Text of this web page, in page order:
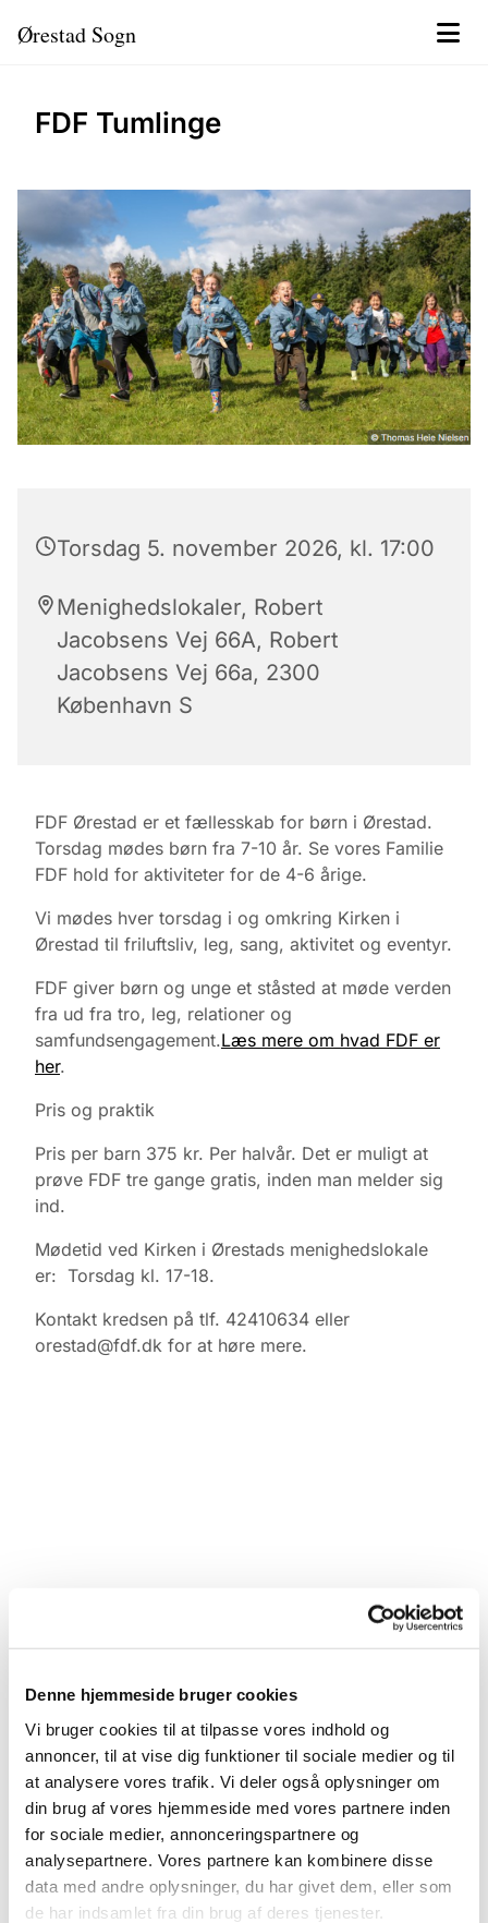
Denne hjemmeside bruger cookies
Vi bruger cookies til at tilpasse vores indhold og
annoncer, til at vise dig funktioner til sociale medier og til
at analysere vores trafik. Vi deler også oplysninger om
din brug af vores hjemmeside med vores partnere inden
for sociale medier, annonceringspartnere og
analysepartnere. Vores partnere kan kombinere disse
data med andre oplysninger, du har givet dem, eller som
de har indsamlet fra din brug af deres tjenester.
Ørestad Sogn
FDF Tumlinge
Torsdag 5. november 2026, kl. 17:00
Menighedslokaler, Robert
Jacobsens Vej 66A, Robert
Jacobsens Vej 66a, 2300
København S
FDF Ørestad er et fællesskab for børn i Ørestad.
Torsdag mødes børn fra 7-10 år. Se vores Familie
FDF hold for aktiviteter for de 4-6 årige.
Vi mødes hver torsdag i og omkring Kirken i
Ørestad til friluftsliv, leg, sang, aktivitet og eventyr.
FDF giver børn og unge et ståsted at møde verden
fra ud fra tro, leg, relationer og
samfundsengagement.Læs mere om hvad FDF er
her.
Pris og praktik
Pris per barn 375 kr. Per halvår. Det er muligt at
prøve FDF tre gange gratis, inden man melder sig
ind.
Mødetid ved Kirken i Ørestads menighedslokale
er: Torsdag kl. 17-18.
Kontakt kredsen på tlf. 42410634 eller
orestad@fdf.dk for at høre mere.
Du vil måske også kunne
lide...